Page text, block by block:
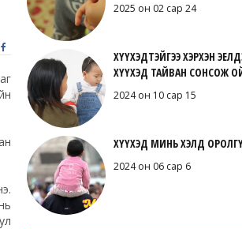
2025 он 02 сар 24
ХҮҮХЭДТЭЙГЭЭ ХЭРХЭН
ХҮҮХЭД ТАЙВАН СОНСОЖ
2024 он 10 сар 15
ХҮҮХЭД МИНЬ ХЭЛД
2024 он 06 сар 6